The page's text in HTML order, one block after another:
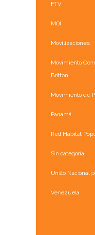
FTV
MOI
Movilizaciones
Movimiento
Britton
Movimiento de
Panamá
Red Habitat
Sin categoría
União Nacional
Venezuela